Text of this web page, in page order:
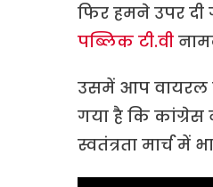
फिर हमने उपर दी
पब्लिक टी.वी
उसमें आप वायरल
गया है कि कांग्रेस
स्वतंत्रता मार्च में